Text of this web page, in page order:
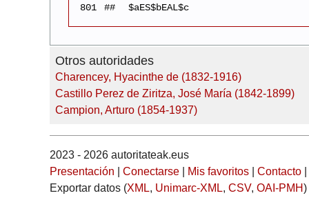
801
## $aES$bEAL$c
Otros autoridades
Charencey, Hyacinthe de (1832-1916)
Castillo Perez de Ziritza, José María (1842-1899)
Campion, Arturo (1854-1937)
2023 - 2026 autoritateak.eus
Presentación
Conectarse Mis favoritos Contacto
Exportar datos (XML, Unimarc-XML, CSV, OAI-PMH )